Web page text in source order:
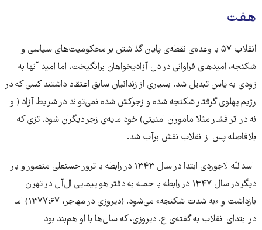
هفت
انقلاب ۵۷ با وعده‌ی نقطه‌ی پایان گذاشتن بر محکومیت‌های سیاسی و
شکنجه، امیدهای فراوانی در دل آزادیخواهان برانگیخت، اما امید آنها به
زودی به یاس تبدیل شد. بسیاری از زندانیان سابق اعتقاد داشتند کسی که در
رژیم پهلوی گرفتار شکنجه شده و زجرکش شده نمی‌تواند در شرایط آزاد ( و
نه در اثر فشار مثلا ماموران امنیتی) خود مایه‌ی زجر دیگران شود. تزی که
بلافاصله پس از انقلاب نقش برآب شد.
اسدالله لاجوردی ابتدا در سال ۱۳۴۳ در رابطه با ترور حسنعلی منصور و بار
دیگر در سال ۱۳۴۷ در رابطه با حمله به دفتر هواپیمایی ال‌آل در تهران
بازداشت و «به شدت شکنجه» می‌شود. (دیروزی در مهاجر، ۱۳۷۷:۶۷) اما
در ابتدای انقلاب به گفته‌ی ع. دیروزی، که سال‌ها با او هم‌بند بود